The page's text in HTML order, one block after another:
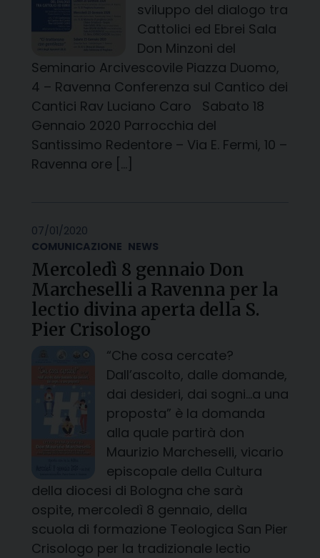
sviluppo del dialogo tra
Cattolici ed Ebrei Sala
Don Minzoni del
Seminario Arcivescovile Piazza Duomo,
4 – Ravenna Conferenza sul Cantico dei
Cantici Rav Luciano Caro Sabato 18
Gennaio 2020 Parrocchia del
Santissimo Redentore – Via E. Fermi, 10 –
Ravenna ore […]
07/01/2020
COMUNICAZIONE NEWS
Mercoledì 8 gennaio Don
Marcheselli a Ravenna per la
lectio divina aperta della S.
Pier Crisologo
“Che cosa cercate?
Dall’ascolto, dalle domande,
dai desideri, dai sogni…a una
proposta” è la domanda
alla quale partirà don
Maurizio Marcheselli, vicario
episcopale della Cultura
della diocesi di Bologna che sarà
ospite, mercoledì 8 gennaio, della
scuola di formazione Teologica San Pier
Crisologo per la tradizionale lectio